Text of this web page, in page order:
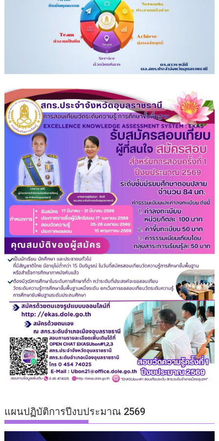
แผนปฏิบัติการปีงบประมาณ 2569